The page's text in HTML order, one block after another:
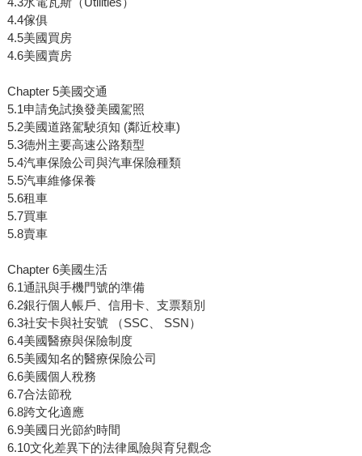
4.4傢俱
4.5美國買房
4.6美國賣房
Chapter 5美國交通
5.1申請免試換發美國駕照
5.2美國道路駕駛須知 (鄰近校車)
5.3德州主要高速公路類型
5.4汽車保險公司與汽車保險種類
5.5汽車維修保養
5.6租車
5.7買車
5.8賣車
Chapter 6美國生活
6.1通訊與手機門號的準備
6.2銀行個人帳戶、信用卡、支票類別
6.3社安卡與社安號 （SSC、 SSN）
6.4美國醫療與保險制度
6.5美國知名的醫療保險公司
6.6美國個人稅務
6.7合法節稅
6.8跨文化適應
6.9美國日光節約時間
6.10文化差異下的法律風險與育兒觀念